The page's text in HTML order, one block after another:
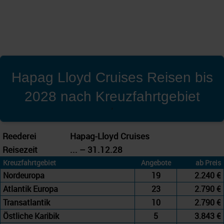
Hapag Lloyd Cruises Reisen bis
2028 nach Kreuzfahrtgebiet
'
Reederei
Hapag-Lloyd Cruises
Reisezeit
... – 31.12.28
Kreuzfahrtgebiet Angebote ab Preis
Nordeuropa 19
2.240 €
Atlantik Europa
23
2.790 €
Transatlantik
10
2.790 €
Östliche Karibik
5
3.843 €